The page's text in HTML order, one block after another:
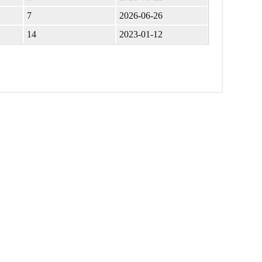
7
2026-06-26
14 2023-01-12